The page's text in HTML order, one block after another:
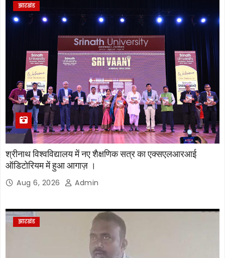
झारखंड
श्रीनाथ विश्वविद्यालय में नए शैक्षणिक सत्र का एक्सएलआरआई
ऑडिटोरियम में हुआ आगाज़ ।
Aug 6, 2026 Admin
झारखंड